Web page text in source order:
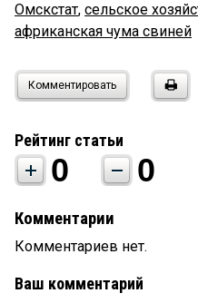
Омскстат, сельское
африканская чума свиней
Комментировать
Рейтинг статьи
0 0
Комментарии
Комментариев нет.
Ваш комментарий